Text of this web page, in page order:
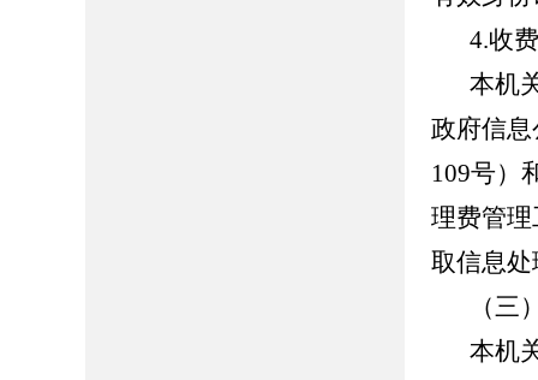
4.收
本机
政府信
109号）
理费管
取信息
（
本机